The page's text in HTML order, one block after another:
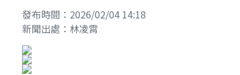
發布時間：2026/02/04 14:18
新聞出處：林凌霄